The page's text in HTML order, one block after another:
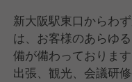
新大阪駅東口からわ
は、お客様のあらゆ
備が備わっております
出張、観光、会議研